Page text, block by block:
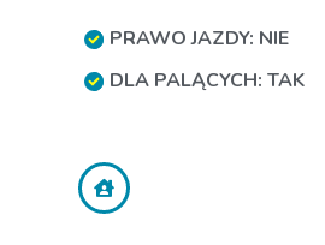
PRAWO JAZDY: NIE
DLA PALĄCYCH: TAK